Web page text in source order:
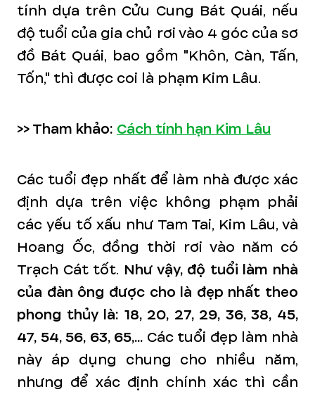
tính dựa trên Cửu Cung Bát Quái, nếu
độ tuổi của gia chủ rơi vào 4 góc của sơ
đồ Bát Quái, bao gồm "Khôn, Càn, Tấn,
Tốn," thì được coi là phạm Kim Lâu.
>> Tham khảo: Cách tính hạn Kim Lâu
Các tuổi đẹp nhất để làm nhà được xác
định dựa trên việc không phạm phải
các yếu tố xấu như Tam Tai, Kim Lâu, và
Hoang Ốc, đồng thời rơi vào năm có
Trạch Cát tốt. Như vậy, độ tuổi làm nhà
của đàn ông được cho là đẹp nhất theo
phong thủy là: 18, 20, 27, 29, 36, 38, 45,
47, 54, 56, 63, 65,... Các tuổi đẹp làm nhà
này áp dụng chung cho nhiều năm,
nhưng để xác định chính xác thì cần